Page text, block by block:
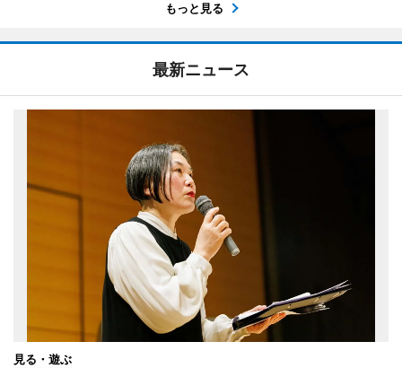
もっと見る
最新ニュース
見る・遊ぶ